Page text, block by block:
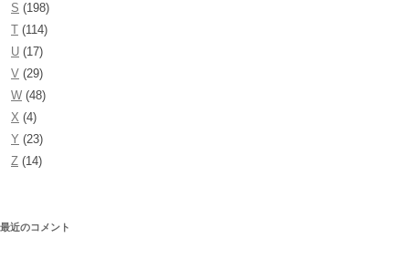
S (198)
T (114)
U (17)
V (29)
W (48)
X (4)
Y (23)
Z (14)
最近のコメント